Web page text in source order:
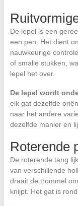
De lepel is een
een pen. Het dient
nauwkeurige
of smalle stukken,
lepel het over.
De lepel wordt
elk gat dezelfde
naar het andere
dezelfde manier en
Roterende
De roterende tang
van verschillende
draait de trommel
knijpt. Het gat is